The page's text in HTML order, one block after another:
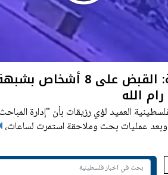
الشرطة الفلسطينية: القبض
الله
العميد لؤي رزيقات بأن "إدارة
وبعد عمليات بحث وملاحقة استمرت لساعات،